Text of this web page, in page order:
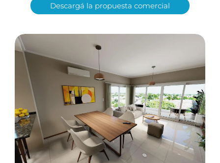
Descargá la propuesta comercial